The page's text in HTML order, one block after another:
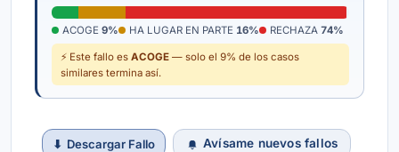
ACOGE 9% HA LUGAR EN PARTE 16% RECHAZA 74%
⚡ Este fallo es ACOGE — solo el 9% de los casos
similares termina así.
⬇ Descargar Fallo
Avísame nuevos fallos